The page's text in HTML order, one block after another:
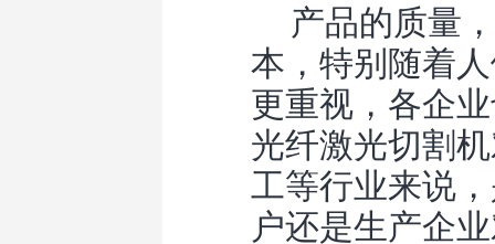
产品的质量，
本，特别随着
更重视，各企
光纤激光切割
工等行业来说
户还是生产企